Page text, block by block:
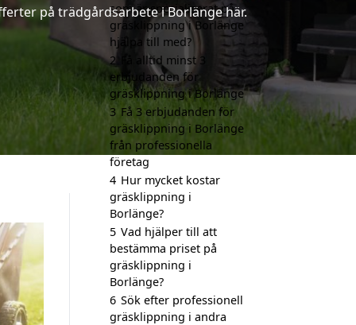
på trädgårdsarbete i Borlänge här.
som är specialiserat på
gräsklippning i Borlänge
hjälpa till med?
2
Få alltid minst 3
erbjudanden för
gräsklippning i Borlänge
3 Få 3 erbjudanden för
gräsklippning i Borlänge
från professionella
företag
4 Hur mycket kostar
gräsklippning i
Borlänge?
5 Vad hjälper till att
bestämma priset på
gräsklippning i
Borlänge?
6 Sök efter professionell
gräsklippning i andra